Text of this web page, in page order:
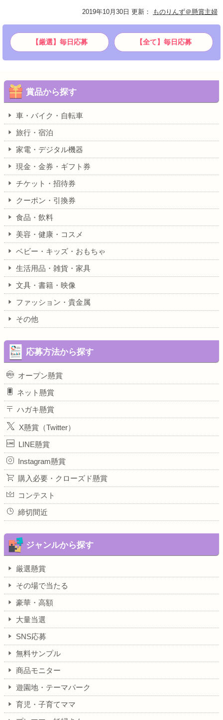
2019年10月30日 更新 ： ものりんず＠懸賞主婦
【厳選】毎日応募 【全て】毎日応募
賞品から探す
車・バイク・自転車
旅行・宿泊
家電・デジタル機器
現金・金券・ギフト券
チケット・招待券
クーポン・引換券
食品・飲料
美容・健康・コスメ
ベビー・キッズ・おもちゃ
生活用品・雑貨・家具
文具・書籍・映像
ファッション・貴金属
その他
応募方法から探す
オープン懸賞
ネット懸賞
ハガキ懸賞
X懸賞（Twitter）
LINE懸賞
Instagram懸賞
購入必要・クローズド懸賞
コンテスト
締切間近
ジャンルから探す
厳選懸賞
その場で当たる
豪華・高額
大量当選
SNS応募
無料サンプル
商品モニター
遊園地・テーマパーク
育児・子育てママ